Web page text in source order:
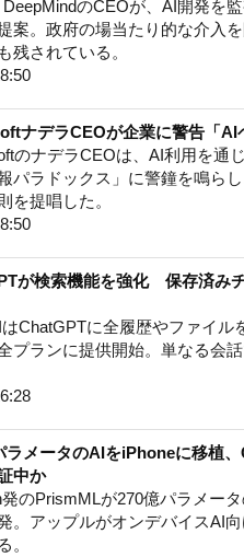
DeepMindのCEOが、AI開発を
案。政府の場当たり的な介入
残されている。
ナデラCEOが企業に警告「AI
のナデラCEOは、AI利用を通
報パラドックス」に警鐘を鳴ら
を提唱した。
が検索機能を強化 保存済み
ChatGPTに全履歴やファイ
プランに提供開始。単なる会
ラメータのAIをiPhoneに移植
中か
のPrismMLが270億パラメー
。アップルがオンデバイスAI
。